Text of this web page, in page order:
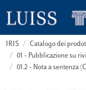
IRIS
Catalogo dei
01 - Pubblicazione su
01.2 - Nota a sentenza